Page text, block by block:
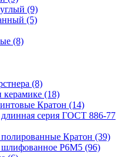
(9)
(5)
(8)
(8)
керамике (18)
Кратон (14)
серия ГОСТ 886-77
Кратон (39)
шлифованное Р6М5 (96)